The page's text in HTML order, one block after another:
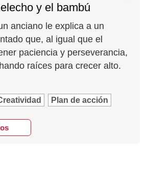
y el bambú
anciano le explica a un
que, al igual que el
paciencia y perseverancia,
raíces para crecer alto.
Plan de acción